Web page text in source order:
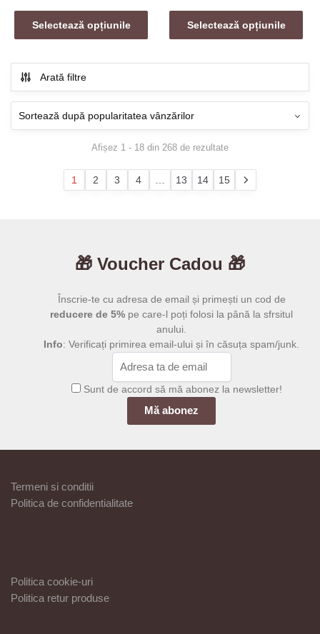
produsului.
de
prețuri:
10,00 lei
Selectează opțiunile
Acest
produs
multe
variații.
Opțiunile
alese
în
229,00 lei.
Selectează opțiunile
are
mai
Opțiunile
pot
pagina
produsului.
Arată filtre
Afișez 1 - 18 din 268 de rezultateSortat
popularitate
1 2 3 4 13 14 15
🎁 Voucher Cadou 🎁
Înscrie-te cu adresa de email și primești un cod de
reducere de 5% pe care-l poți folosi la până la sfrsitul
anului.
Info: Verificați primirea email-ului și în căsuța spam/junk.
Sunt de accord să mă abonez la newsletter!
Termeni si conditii
Politica de confidentialitate
Politica cookie-uri
Politica retur produse